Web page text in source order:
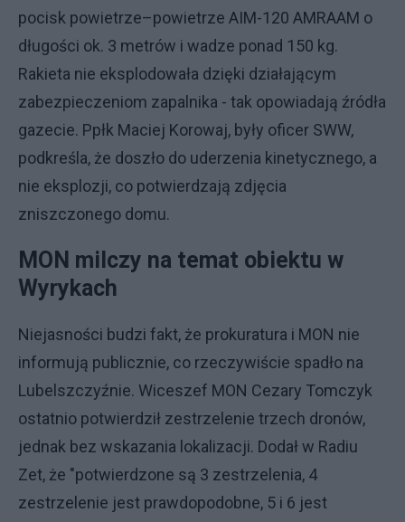
pocisk powietrze–powietrze AIM-120 AMRAAM o
długości ok. 3 metrów i wadze ponad 150 kg.
Rakieta nie eksplodowała dzięki działającym
zabezpieczeniom zapalnika - tak opowiadają źródła
gazecie. Ppłk Maciej Korowaj, były oficer SWW,
podkreśla, że doszło do uderzenia kinetycznego, a
nie eksplozji, co potwierdzają zdjęcia
zniszczonego domu.
MON milczy na temat obiektu w
Wyrykach
Niejasności budzi fakt, że prokuratura i MON nie
informują publicznie, co rzeczywiście spadło na
Lubelszczyźnie. Wiceszef MON Cezary Tomczyk
ostatnio potwierdził zestrzelenie trzech dronów,
jednak bez wskazania lokalizacji. Dodał w Radiu
Zet, że "potwierdzone są 3 zestrzelenia, 4
zestrzelenie jest prawdopodobne, 5 i 6 jest